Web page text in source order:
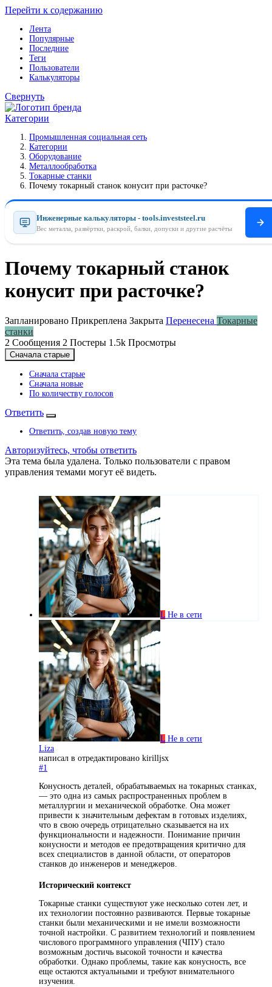
Перейти к содержанию
Лента
Популярные
Последние
Теги
Пользователи
Калькуляторы
Свернуть
Категории
Промышленная социальная сеть
Категории
Оборудование
Металлообработка
Токарные станки
Почему токарный станок конусит при расточке?
Инженерные калькуляторы - tools.investsteel.ru
Вес металла, развёртки, раскрой, балки, допуски и другие расчёты
Почему токарный станок
конусит при расточке?
Запланировано Прикреплена Закрыта Перенесена Токарные
станки
2 Сообщения 2 Постеры 1.5k Просмотры
Сначала старые
Сначала старые
Сначала новые
По количеству голосов
Ответить
Ответить, создав новую тему
Авторизуйтесь, чтобы ответить
Эта тема была удалена. Только пользователи с правом
управления темами могут её видеть.
L Не в сети
L Не в сети
Liza
написал в отредактировано kirilljsx
#1
Конусность деталей, обрабатываемых на токарных станках,
— это одна из самых распространенных проблем в
металлургии и механической обработке. Она может
привести к значительным дефектам в готовых изделиях,
что в свою очередь отрицательно сказывается на их
функциональности и надежности. Понимание причин
конусности и методов ее предотвращения критично для
всех специалистов в данной области, от операторов
станков до инженеров и менеджеров.
Исторический контекст
Токарные станки существуют уже несколько сотен лет, и
их технологии постоянно развиваются. Первые токарные
станки были механическими и не имели возможности
точной настройки. С развитием технологий и появлением
числового программного управления (ЧПУ) стало
возможным достичь высокой точности и качества
обработки. Однако проблемы, такие как конусность, все
еще остаются актуальными и требуют внимательного
изучения.